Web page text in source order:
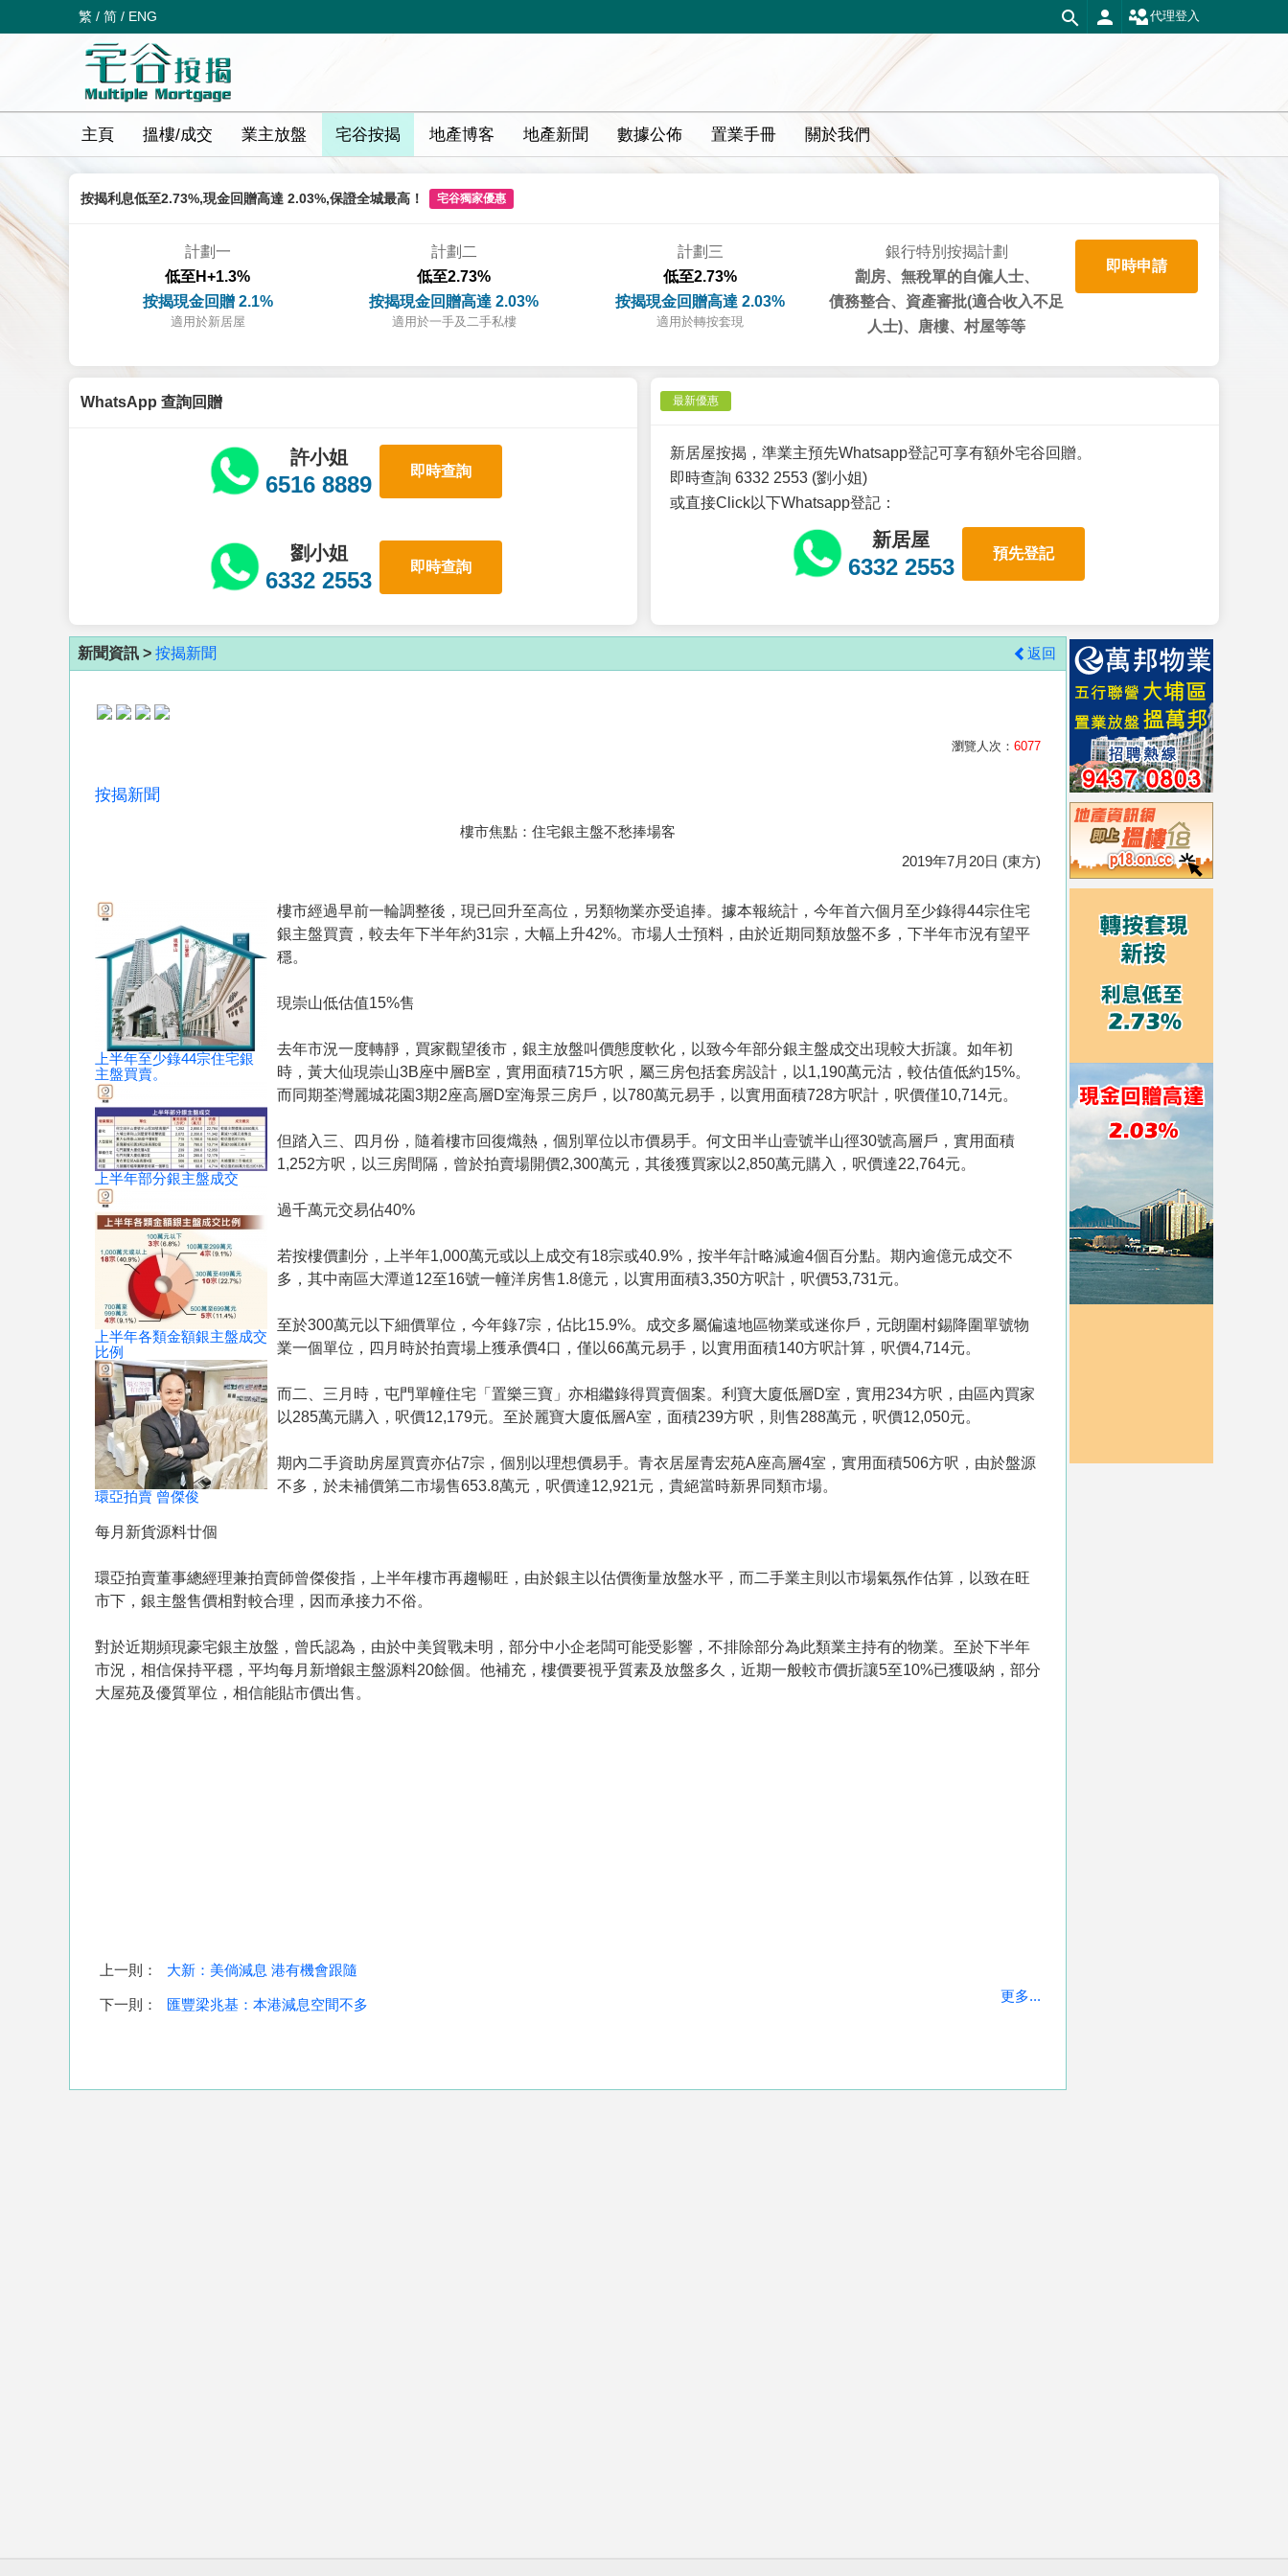
繁 / 简 / ENG 代理登入
主頁 搵樓/成交 業主放盤 宅谷按揭 地產博客 地產新聞 數據公佈 置業手冊 關於我們
按揭利息低至2.73%,現金回贈高達 2.03%,保證全城最高！ 宅谷獨家優惠
計劃一
低至H+1.3%
按揭現金回贈 2.1%
適用於新居屋
計劃二
低至2.73%
按揭現金回贈高達 2.03%
適用於一手及二手私樓
計劃三
低至2.73%
按揭現金回贈高達 2.03%
適用於轉按套現
銀行特別按揭計劃
劏房、無稅單的自僱人士、
債務整合、資產審批(適合收入不足
人士)、唐樓、村屋等等
即時申請
WhatsApp 查詢回贈
許小姐
6516 8889
即時查詢
劉小姐
6332 2553
即時查詢
最新優惠
新居屋按揭，準業主預先Whatsapp登記可享有額外宅谷回贈。
即時查詢 6332 2553 (劉小姐)
或直接Click以下Whatsapp登記：
新居屋
6332 2553
預先登記
新聞資訊 > 按揭新聞 返回
瀏覽人次： 6077
按揭新聞
樓市焦點：住宅銀主盤不愁捧場客
2019年7月20日 (東方)
上半年至少錄44宗住宅銀
主盤買賣。
上半年部分銀主盤成交
上半年各類金額銀主盤成交
比例
環亞拍賣 曾傑俊
樓市經過早前一輪調整後，現已回升至高位，另類物業亦受追捧。據本報統計，今年首六個月至少錄得44宗住宅
銀主盤買賣，較去年下半年約31宗，大幅上升42%。市場人士預料，由於近期同類放盤不多，下半年市況有望平
穩。
現崇山低估值15%售
去年市況一度轉靜，買家觀望後市，銀主放盤叫價態度軟化，以致今年部分銀主盤成交出現較大折讓。如年初
時，黃大仙現崇山3B座中層B室，實用面積715方呎，屬三房包括套房設計，以1,190萬元沽，較估值低約15%。
而同期荃灣麗城花園3期2座高層D室海景三房戶，以780萬元易手，以實用面積728方呎計，呎價僅10,714元。
但踏入三、四月份，隨着樓市回復熾熱，個別單位以市價易手。何文田半山壹號半山徑30號高層戶，實用面積
1,252方呎，以三房間隔，曾於拍賣場開價2,300萬元，其後獲買家以2,850萬元購入，呎價達22,764元。
過千萬元交易佔40%
若按樓價劃分，上半年1,000萬元或以上成交有18宗或40.9%，按半年計略減逾4個百分點。期內逾億元成交不
多，其中南區大潭道12至16號一幢洋房售1.8億元，以實用面積3,350方呎計，呎價53,731元。
至於300萬元以下細價單位，今年錄7宗，佔比15.9%。成交多屬偏遠地區物業或迷你戶，元朗圍村錫降圍單號物
業一個單位，四月時於拍賣場上獲承價4口，僅以66萬元易手，以實用面積140方呎計算，呎價4,714元。
而二、三月時，屯門單幢住宅「置樂三寶」亦相繼錄得買賣個案。利寶大廈低層D室，實用234方呎，由區內買家
以285萬元購入，呎價12,179元。至於麗寶大廈低層A室，面積239方呎，則售288萬元，呎價12,050元。
期內二手資助房屋買賣亦佔7宗，個別以理想價易手。青衣居屋青宏苑A座高層4室，實用面積506方呎，由於盤源
不多，於未補價第二市場售653.8萬元，呎價達12,921元，貴絕當時新界同類市場。
每月新貨源料廿個
環亞拍賣董事總經理兼拍賣師曾傑俊指，上半年樓市再趨暢旺，由於銀主以估價衡量放盤水平，而二手業主則以市場氣氛作估算，以致在旺
市下，銀主盤售價相對較合理，因而承接力不俗。
對於近期頻現豪宅銀主放盤，曾氏認為，由於中美貿戰未明，部分中小企老闆可能受影響，不排除部分為此類業主持有的物業。至於下半年
市況，相信保持平穩，平均每月新增銀主盤源料20餘個。他補充，樓價要視乎質素及放盤多久，近期一般較市價折讓5至10%已獲吸納，部分
大屋苑及優質單位，相信能貼市價出售。
上一則： 大新：美倘減息 港有機會跟隨
下一則： 匯豐梁兆基：本港減息空間不多
更多...